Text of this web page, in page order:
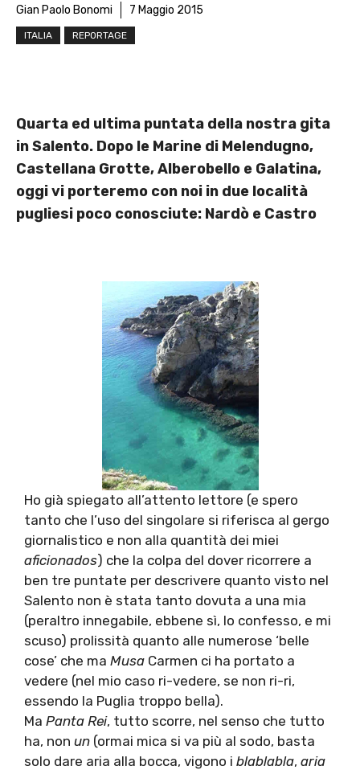
Gian Paolo Bonomi 7 Maggio 2015
ITALIA REPORTAGE
Quarta ed ultima puntata della nostra gita
in Salento. Dopo le Marine di Melendugno,
Castellana Grotte, Alberobello e Galatina,
oggi vi porteremo con noi in due località
pugliesi poco conosciute: Nardò e Castro
Ho già spiegato all’attento lettore (e spero
tanto che l’uso del singolare si riferisca al gergo
giornalistico e non alla quantità dei miei
aficionados) che la colpa del dover ricorrere a
ben tre puntate per descrivere quanto visto nel
Salento non è stata tanto dovuta a una mia
(peraltro innegabile, ebbene sì, lo confesso, e mi
scuso) prolissità quanto alle numerose ‘belle
cose’ che ma Musa Carmen ci ha portato a
vedere (nel mio caso ri-vedere, se non ri-ri,
essendo la Puglia troppo bella).
Ma Panta Rei, tutto scorre, nel senso che tutto
ha, non un (ormai mica si va più al sodo, basta
solo dare aria alla bocca, vigono i blablabla, aria